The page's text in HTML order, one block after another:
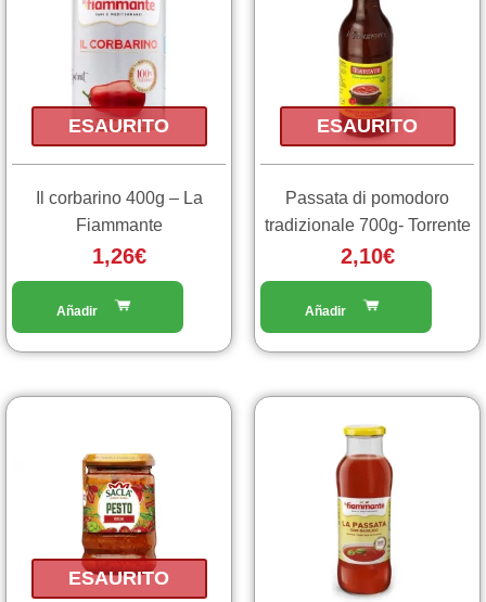
ESAURITO
Il corbarino 400g – La
Fiammante
1,26€
ESAURITO
Passata di pomodoro
tradizionale 700g- Torrente
2,10€
ESAURITO